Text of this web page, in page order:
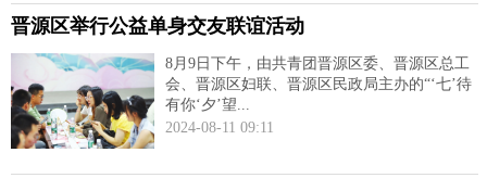
晋源区举行公益单身交友联谊活动
8月9日下午，由共青团晋源区委、晋源区总工
会、晋源区妇联、晋源区民政局主办的“‘七’待
有你‘夕’望...
2024-08-11 09:11